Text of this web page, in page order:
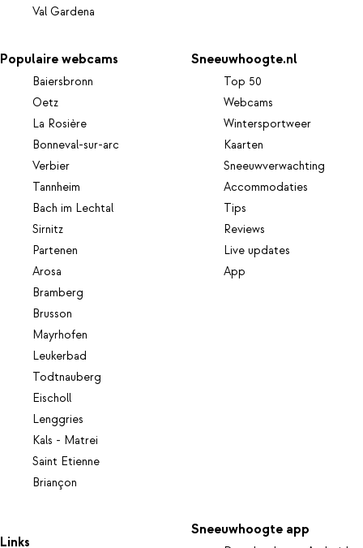
Val Gardena
Populaire webcams
Baiersbronn
Oetz
La Rosière
Bonneval-sur-arc
Verbier
Tannheim
Bach im Lechtal
Sirnitz
Partenen
Arosa
Bramberg
Brusson
Mayrhofen
Leukerbad
Todtnauberg
Eischoll
Lenggries
Kals - Matrei
Saint Etienne
Briançon
Sneeuwhoogte.nl
Top 50
Webcams
Wintersportweer
Kaarten
Sneeuwverwachting
Accommodaties
Tips
Reviews
Live updates
App
Links
Sneeuwhoogte app